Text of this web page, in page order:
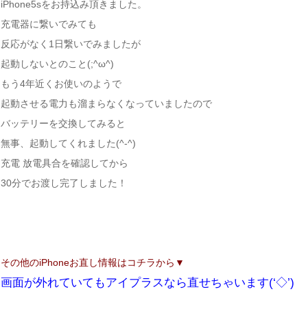
iPhone5sをお持込み頂きました。
充電器に繋いでみても
反応がなく1日繋いでみましたが
起動しないとのこと(;^ω^)
もう4年近くお使いのようで
起動させる電力も溜まらなくなっていましたので
バッテリーを交換してみると
無事、起動してくれました(^-^)
充電 放電具合を確認してから
30分でお渡し完了しました！
その他のiPhoneお直し情報はコチラから▼
画面が外れていてもアイプラスなら直せちゃいます(‘◇’)ゞ